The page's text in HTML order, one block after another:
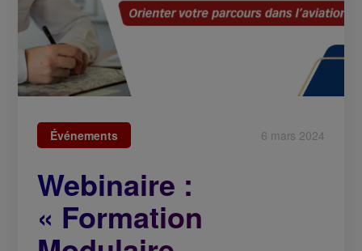
Événements 6 mars 2024
Webinaire :
« Formation